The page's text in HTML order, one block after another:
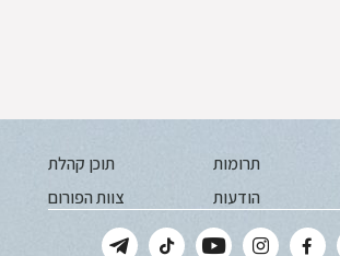
תרומות
תוכן קהלת
הודעות צוות הפורום